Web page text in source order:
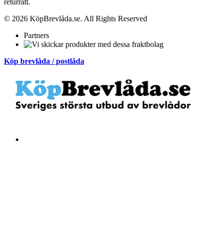
© 2026 KöpBrevlåda.se. All Rights Reserved
Partners
Köp brevlåda / postlåda